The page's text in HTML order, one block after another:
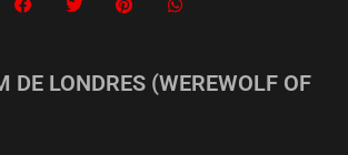
DE LONDRES (WEREWOLF OF